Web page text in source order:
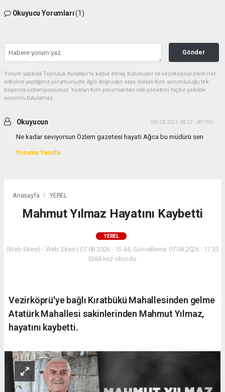
Okuyucu Yorumları(1)
Gönder
Yorum yazarak Topluluk Kuralları’nı kabul etmiş bulunuyor ve vezirkopruozlem.net
sitesine yaptığınız yorumunuzla ilgili doğrudan veya dolaylı tüm sorumluluğu tek
başınıza üstleniyorsunuz. Yazılan tüm yorumlardan site yönetimi hiçbir şekilde
sorumlu tutulamaz.
Okuyucun (06.08.2026 08:27 - #9733)
Ne kadar seviyorsun Özlem gazetesi hayati Ağca bu müdürü sen
Yorumu Yanıtla
Anasayfa YEREL
Mahmut Yılmaz Hayatını Kaybetti
YEREL
(Web Sitesi) - Web Sitesi | 07.08.2026 - 15:44, Güncelleme: 07.08.2026 - 17:33
5368 kez okundu.
Vezirköprü'ye bağlı Kıratbükü Mahallesinden gelme
Atatürk Mahallesi sakinlerinden Mahmut Yılmaz,
hayatını kaybetti.